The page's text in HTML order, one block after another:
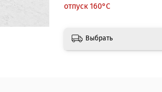
отпуск 160°С
Выбрать